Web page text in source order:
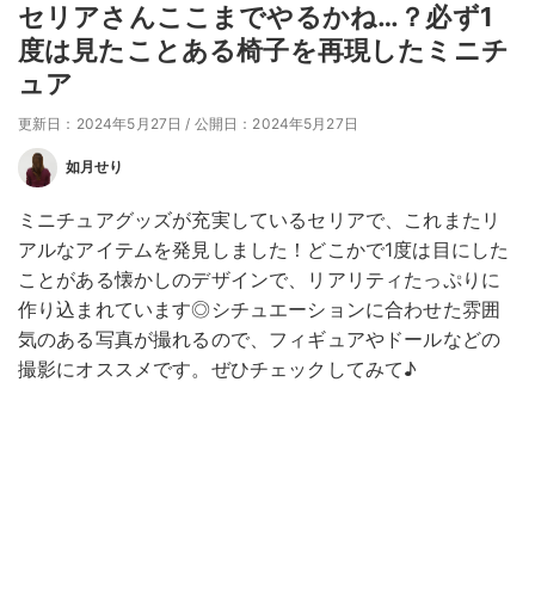
セリアさんここまでやるかね…？必ず1
度は見たことある椅子を再現したミニチ
ュア
更新日：2024年5月27日 / 公開日：2024年5月27日
如月せり
ミニチュアグッズが充実しているセリアで、これまたリ
アルなアイテムを発見しました！どこかで1度は目にした
ことがある懐かしのデザインで、リアリティたっぷりに
作り込まれています◎シチュエーションに合わせた雰囲
気のある写真が撮れるので、フィギュアやドールなどの
撮影にオススメです。ぜひチェックしてみて♪